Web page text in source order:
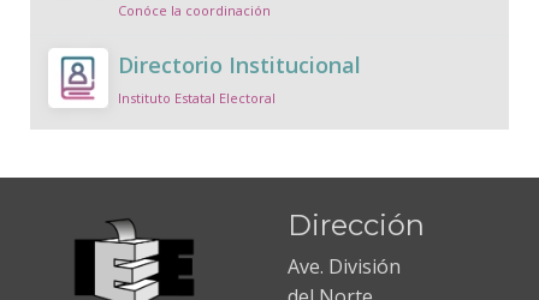
Conóce la coordinación
Directorio Institucional
Instituto Estatal Electoral
Dirección
Ave. División